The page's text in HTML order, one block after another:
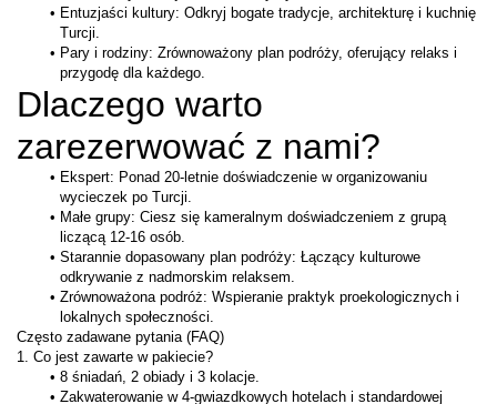
Entuzjaści kultury: Odkryj bogate tradycje, architekturę i kuchnię
Turcji.
Pary i rodziny: Zrównoważony plan podróży, oferujący relaks i
przygodę dla każdego.
Dlaczego warto
zarezerwować z nami?
Ekspert: Ponad 20-letnie doświadczenie w organizowaniu
wycieczek po Turcji.
Małe grupy: Ciesz się kameralnym doświadczeniem z grupą
liczącą 12-16 osób.
Starannie dopasowany plan podróży: Łączący kulturowe
odkrywanie z nadmorskim relaksem.
Zrównoważona podróż: Wspieranie praktyk proekologicznych i
lokalnych społeczności.
Często zadawane pytania (FAQ)
1. Co jest zawarte w pakiecie?
8 śniadań, 2 obiady i 3 kolacje.
Zakwaterowanie w 4-gwiazdkowych hotelach i standardowej